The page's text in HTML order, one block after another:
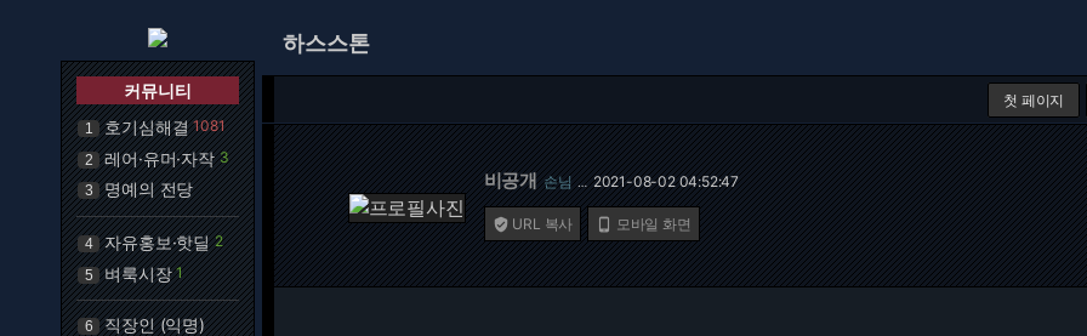
커뮤니티
1 호기심해결 1081
2 레어·유머·자작 3
3 명예의 전당
4 자유홍보·핫딜 2
5 벼룩시장 1
6 직장인 (익명)
하스스톤
첫 페이지
비공개 손님 … 2021-08-02 04:52:47
 URL 복사  모바일 화면